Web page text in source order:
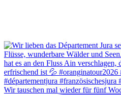
Wir tauschen mal wieder für fünf